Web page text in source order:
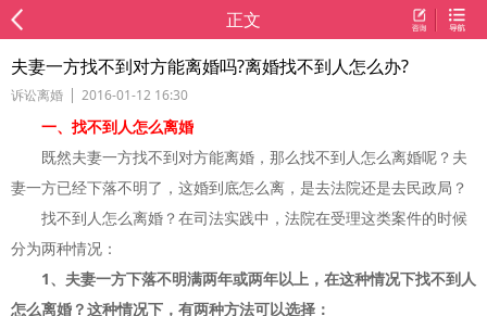
正文
夫妻一方找不到对方能离婚吗?离婚找不到人怎么办?
诉讼离婚 2016-01-12 16:30
一、找不到人怎么离婚
既然夫妻一方找不到对方能离婚，那么找不到人怎么离婚呢？夫
妻一方已经下落不明了，这婚到底怎么离，是去法院还是去民政局？
找不到人怎么离婚？在司法实践中，法院在受理这类案件的时候
分为两种情况：
1、夫妻一方下落不明满两年或两年以上，在这种情况下找不到人
怎么离婚？这种情况下，有两种方法可以选择：